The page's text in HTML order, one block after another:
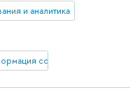
и аналитика
советского города в